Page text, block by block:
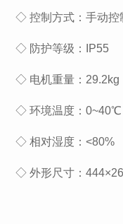
◇ 控制方式：手动控
◇ 防护等级：IP55
◇ 电机重量：29.2kg
◇ 环境温度：0~40℃
◇ 相对湿度：<80%
◇ 外形尺寸：